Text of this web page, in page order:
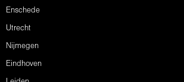
Enschede
Utrecht
Nijmegen
Eindhoven